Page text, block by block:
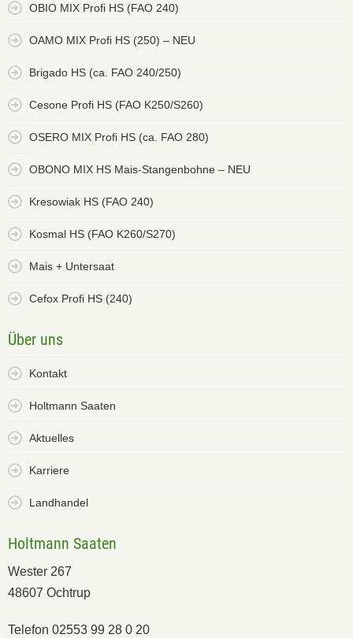
OBIO MIX Profi HS (FAO 240)
OAMO MIX Profi HS (250) – NEU
Brigado HS (ca. FAO 240/250)
Cesone Profi HS (FAO K250/S260)
OSERO MIX Profi HS (ca. FAO 280)
OBONO MIX HS Mais-Stangenbohne – NEU
Kresowiak HS (FAO 240)
Kosmal HS (FAO K260/S270)
Mais + Untersaat
Cefox Profi HS (240)
Über uns
Kontakt
Holtmann Saaten
Aktuelles
Karriere
Landhandel
Holtmann Saaten
Wester 267
48607 Ochtrup
Telefon 02553 99 28 0 20